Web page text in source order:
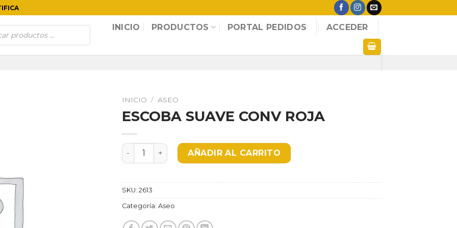
INICIO PRODUCTOS PORTAL PEDIDOS ACCEDER
INICIO / ASEO
ESCOBA SUAVE CONV ROJA
ESCOBA SUAVE CONV ROJA cantidad
AÑADIR AL CARRITO
SKU: 2613
Categoría: Aseo